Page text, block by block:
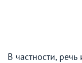
В частности,